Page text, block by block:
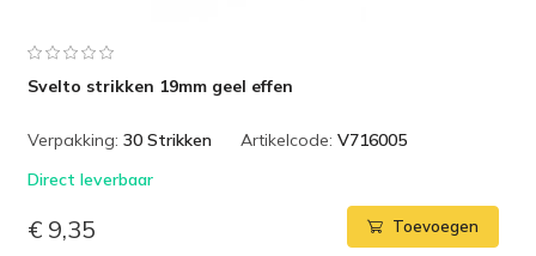
Svelto strikken 19mm geel effen
Verpakking: 30 Strikken Artikelcode: V716005
Direct leverbaar
€ 9,35 Toevoegen